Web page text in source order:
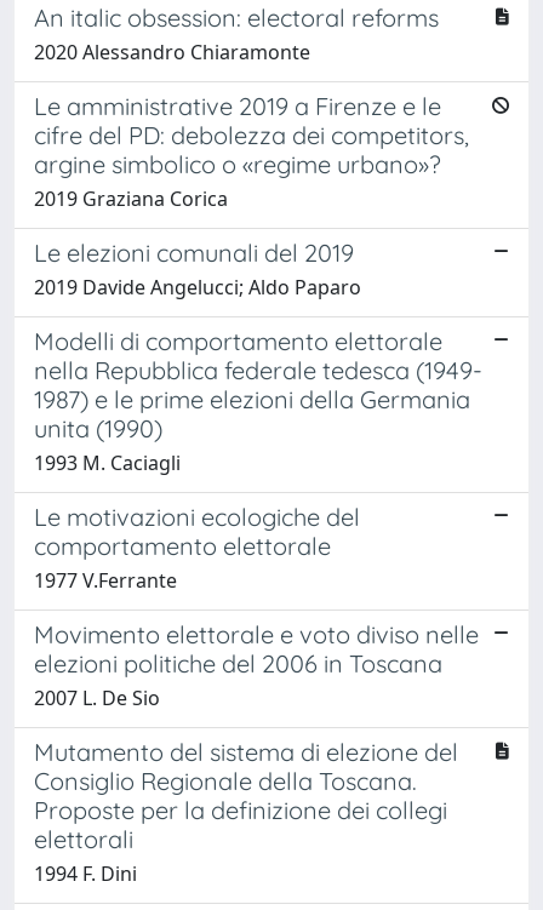
An italic obsession: electoral reforms
2020 Alessandro Chiaramonte
Le amministrative 2019 a Firenze e le
cifre del PD: debolezza dei competitors,
argine simbolico o «regime urbano»?
2019 Graziana Corica
Le elezioni comunali del 2019
2019 Davide Angelucci; Aldo Paparo
Modelli di comportamento elettorale
nella Repubblica federale tedesca (1949-
1987) e le prime elezioni della Germania
unita (1990)
1993 M. Caciagli
Le motivazioni ecologiche del
comportamento elettorale
1977 V.Ferrante
Movimento elettorale e voto diviso nelle
elezioni politiche del 2006 in Toscana
2007 L. De Sio
Mutamento del sistema di elezione del
Consiglio Regionale della Toscana.
Proposte per la definizione dei collegi
elettorali
1994 F. Dini